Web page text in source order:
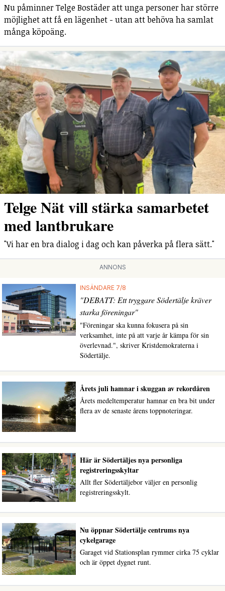
Nu påminner Telge Bostäder att unga personer har större
möjlighet att få en lägenhet - utan att behöva ha samlat
många köpoäng.
Telge Nät vill stärka samarbetet
med lantbrukare
"Vi har en bra dialog i dag och kan påverka på flera sätt."
ANNONS
INSÄNDARE 7/8
"DEBATT: Ett tryggare Södertälje kräver
starka föreningar"
"Föreningar ska kunna fokusera på sin
verksamhet, inte på att varje år kämpa för sin
överlevnad.", skriver Kristdemokraterna i
Södertälje.
Årets juli hamnar i skuggan av rekordåren
Årets medeltemperatur hamnar en bra bit under
flera av de senaste årens toppnoteringar.
Här är Södertäljes nya personliga
registreringsskyltar
Allt fler Södertäljebor väljer en personlig
registreringsskylt.
Nu öppnar Södertälje centrums nya
cykelgarage
Garaget vid Stationsplan rymmer cirka 75 cyklar
och är öppet dygnet runt.